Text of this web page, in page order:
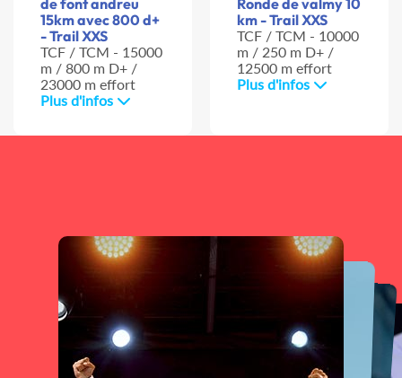
de font andreu
15km avec 800 d+
- Trail XXS
TCF / TCM - 15000
m / 800 m D+ /
23000 m effort
Plus d'infos
Ronde de valmy 10
km - Trail XXS
TCF / TCM - 10000
m / 250 m D+ /
12500 m effort
Plus d'infos